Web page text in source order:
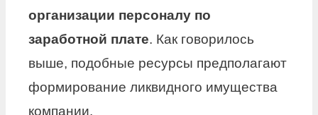
организации персоналу по
заработной плате. Как говорилось
выше, подобные ресурсы предполагают
формирование ликвидного имущества
компании.